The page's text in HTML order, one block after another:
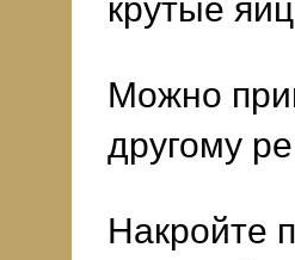
крутые
Можно
другому
Накройте